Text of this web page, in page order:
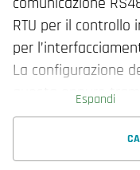
RTU per il
per
La configurazione
questa oppure
l’utilizzo
Espandi